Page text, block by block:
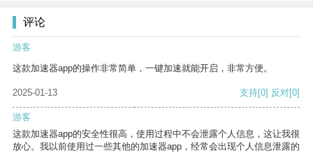
评论
游客
这款加速器app的操作非常简单，一键加速就能开启，非常方便。
2025-01-13 支持[0] 反对[0]
游客
这款加速器app的安全性很高，使用过程中不会泄露个人信息，这让我很
放心。我以前使用过一些其他的加速器app，经常会出现个人信息泄露的